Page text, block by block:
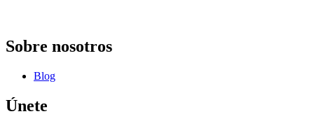
Sobre nosotros
Blog
Únete